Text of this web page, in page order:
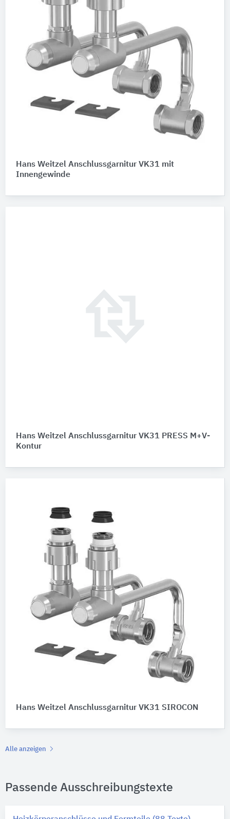
Hans Weitzel Anschlussgarnitur VK31 mit
Innengewinde
Hans Weitzel Anschlussgarnitur VK31 PRESS M+V-
Kontur
Hans Weitzel Anschlussgarnitur VK31 SIROCON
Alle anzeigen
Passende Ausschreibungstexte